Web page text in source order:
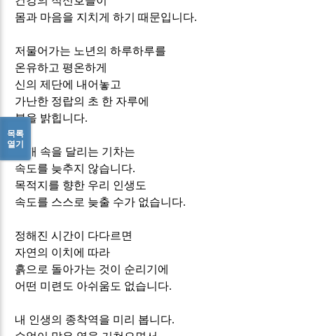
몸과 마음을 지치게 하기 때문입니다.
저물어가는 노년의 하루하루를
온유하고 평온하게
신의 제단에 내어놓고
가난한 정랍의 초 한 자루에
불을 밝힙니다.
안개 속을 달리는 기차는
속도를 늦추지 않습니다.
목적지를 향한 우리 인생도
속도를 스스로 늦출 수가 없습니다.
정해진 시간이 다다르면
자연의 이치에 따라
흙으로 돌아가는 것이 순리기에
어떤 미련도 아쉬움도 없습니다.
내 인생의 종착역을 미리 봅니다.
목록
열기